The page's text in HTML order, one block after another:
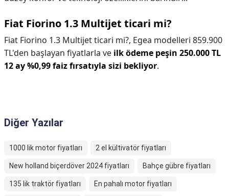
Fiat Fiorino 1.3 Multijet ticari mi?
Fiat Fiorino 1.3 Multijet ticari mi?, Egea modelleri 859.900
TL'den başlayan fiyatlarla ve ilk ödeme peşin 250.000 TL
12 ay %0,99 faiz fırsatıyla sizi bekliyor.
Diğer Yazılar
1000 lik motor fiyatları 2 el kültivatör fiyatları
New holland biçerdöver 2024 fiyatları Bahçe gübre fiyatları
135 lik traktör fiyatları En pahalı motor fiyatları